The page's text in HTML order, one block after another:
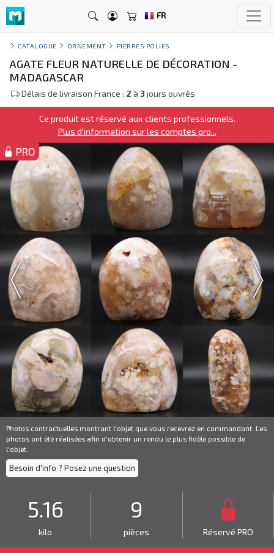
FR
CATALOGUE ORNEMENT PIERRES POLIES
AGATE FLEUR NATURELLE DE DÉCORATION -
MADAGASCAR
Délais de livraison France : 2 à 3jours ouvrés
Ce produit est réservé aux clients professionnels.
Plus d'information sur les comptes pro...
PRO
Photos contractuelles montrant l'objet que vous recevrez en commandant. Les
photos ont été réalisées afin d'obtenir un rendu le plus fidèle possible de
l'objet.
Besoin d'info ? Posez une question
5.16
kilo
9
pièces Réservé PRO